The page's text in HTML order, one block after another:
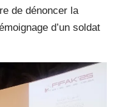
de dénoncer la
d’un soldat